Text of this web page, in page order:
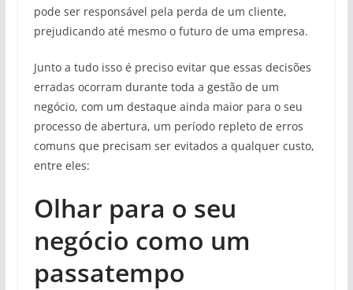
pode ser responsável pela perda de um cliente,
prejudicando até mesmo o futuro de uma empresa.
Junto a tudo isso é preciso evitar que essas decisões
erradas ocorram durante toda a gestão de um
negócio, com um destaque ainda maior para o seu
processo de abertura, um período repleto de erros
comuns que precisam ser evitados a qualquer custo,
entre eles:
Olhar para o seu
negócio como um
passatempo